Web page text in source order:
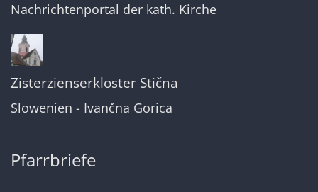
Nachrichtenportal der kath. Kirche
Zisterzienserkloster Stična
Slowenien - Ivančna Gorica
Pfarrbriefe